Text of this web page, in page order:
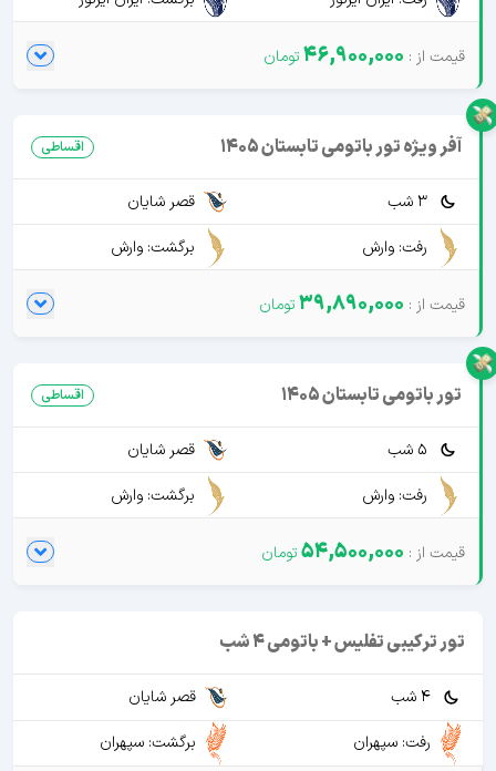
46,900,000
آفر ویژه تور باتومی تابستان 1405 اقساطی
3 شب
قصر شایان
رفت: وارش
برگشت: وارش
39,890,000
تور باتومی تابستان 1405 اقساطی
5 شب
قصر شایان
رفت: وارش
برگشت: وارش
54,500,000
تور ترکیبی تفلیس + باتومی 4 شب
4 شب
قصر شایان
رفت: سپهران
برگشت: سپهران